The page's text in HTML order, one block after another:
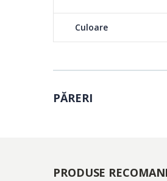
Culoare
PĂRERI
PRODUSE